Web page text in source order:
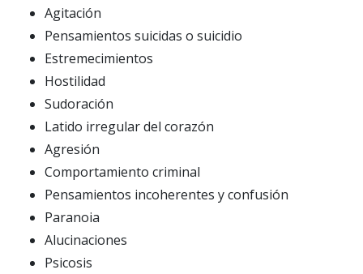
Agitación
Pensamientos suicidas o suicidio
Estremecimientos
Hostilidad
Sudoración
Latido irregular del corazón
Agresión
Comportamiento criminal
Pensamientos incoherentes y confusión
Paranoia
Alucinaciones
Psicosis